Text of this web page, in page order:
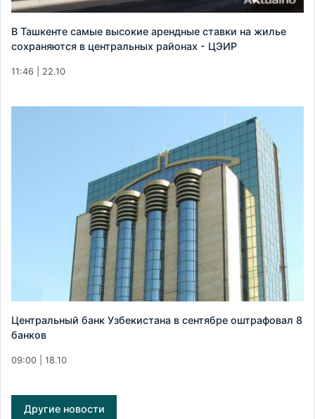
В Ташкенте самые высокие арендные ставки на жилье
сохраняются в центральных районах - ЦЭИР
11:46 | 22.10
Центральный банк Узбекистана в сентябре оштрафовал 8
банков
09:00 | 18.10
Другие новости